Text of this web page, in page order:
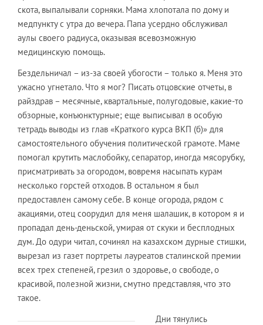
скота, выпалывали сорняки. Мама хлопотала по дому и
медпункту с утра до вечера. Папа усердно обслуживал
аулы своего радиуса, оказывая всевозможную
медицинскую помощь.
Бездельничал – из-за своей убогости – только я. Меня это
ужасно угнетало. Что я мог? Писать отцовские отчеты, в
райздрав – месячные, квартальные, полугодовые, какие-то
обзорные, конъюнктурные; еще выписывал в особую
тетрадь выводы из глав «Краткого курса ВКП (б)» для
самостоятельного обучения политической грамоте. Маме
помогал крутить маслобойку, сепаратор, иногда мясорубку,
присматривать за огородом, вовремя насыпать курам
несколько горстей отходов. В остальном я был
предоставлен самому себе. В конце огорода, рядом с
акациями, отец соорудил для меня шалашик, в котором я и
пропадал день-деньской, умирая от скуки и бесплодных
дум. До одури читал, сочинял на казахском дурные стишки,
вырезал из газет портреты лауреатов сталинской премии
всех трех степеней, грезил о здоровье, о свободе, о
красивой, полезной жизни, смутно представляя, что это
такое.
Дни тянулись